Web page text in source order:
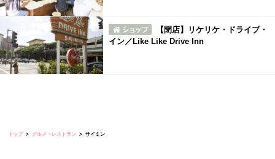
【閉店】リケリケ・ドライブ・
イン／Like Like Drive Inn
トップ グルメ・レストラン サイミン